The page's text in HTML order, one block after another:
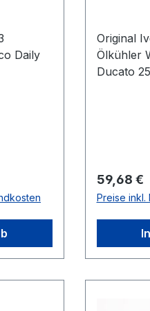
Daily
und
Iveco
Original
Ölkühler
Ducato
gerne
wir
Teile
Regulärer
59,68 €
Preise inkl.